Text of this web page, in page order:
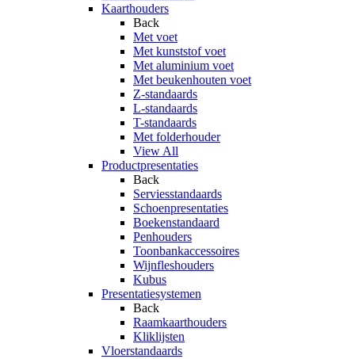
Kaarthouders
Back
Met voet
Met kunststof voet
Met aluminium voet
Met beukenhouten voet
Z-standaards
L-standaards
T-standaards
Met folderhouder
View All
Productpresentaties
Back
Serviesstandaards
Schoenpresentaties
Boekenstandaard
Penhouders
Toonbankaccessoires
Wijnfleshouders
Kubus
Presentatiesystemen
Back
Raamkaarthouders
Kliklijsten
Vloerstandaards